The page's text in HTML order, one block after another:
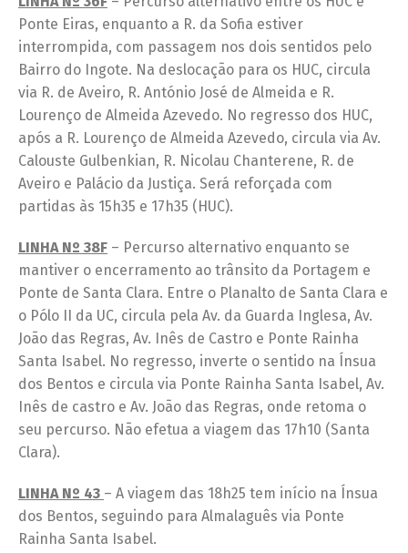
Ponte Eiras, enquanto a R. da Sofia estiver
interrompida, com passagem nos dois sentidos pelo
Bairro do Ingote. Na deslocação para os HUC, circula
via R. de Aveiro, R. António José de Almeida e R.
Lourenço de Almeida Azevedo. No regresso dos HUC,
após a R. Lourenço de Almeida Azevedo, circula via Av.
Calouste Gulbenkian, R. Nicolau Chanterene, R. de
Aveiro e Palácio da Justiça. Será reforçada com
partidas às 15h35 e 17h35 (HUC).
LINHA Nº 38F – Percurso alternativo enquanto se
mantiver o encerramento ao trânsito da Portagem e
Ponte de Santa Clara. Entre o Planalto de Santa Clara e
o Pólo II da UC, circula pela Av. da Guarda Inglesa, Av.
João das Regras, Av. Inês de Castro e Ponte Rainha
Santa Isabel. No regresso, inverte o sentido na Ínsua
dos Bentos e circula via Ponte Rainha Santa Isabel, Av.
Inês de castro e Av. João das Regras, onde retoma o
seu percurso. Não efetua a viagem das 17h10 (Santa
Clara).
LINHA Nº 43 – A viagem das 18h25 tem início na Ínsua
dos Bentos, seguindo para Almalaguês via Ponte
Rainha Santa Isabel.